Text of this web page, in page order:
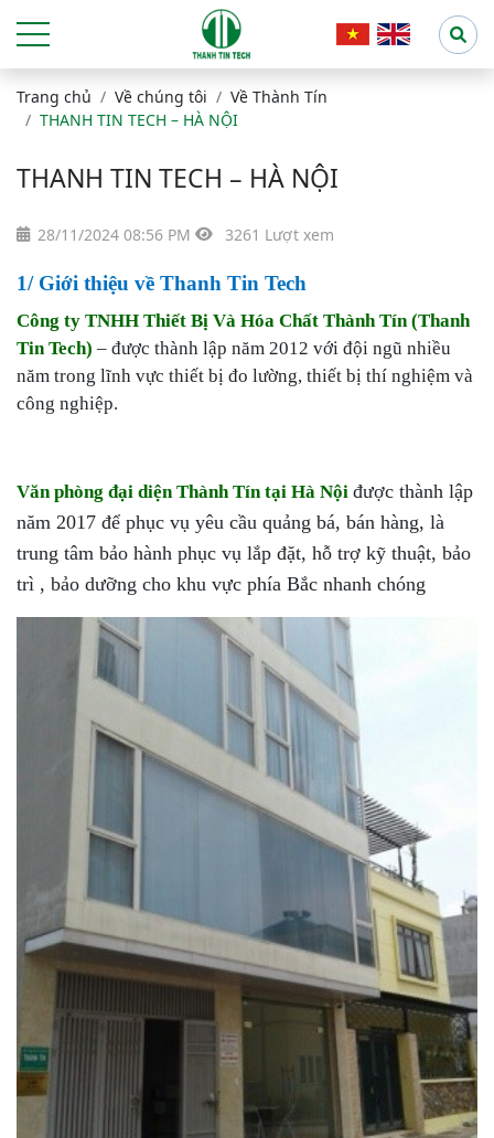
Trang chủ Về chúng tôi
Về Thành Tín
THANH TIN TECH – HÀ NỘI
THANH TIN TECH – HÀ NỘI
28/11/2024 08:56 PM 3261 Lượt xem
1/ Giới thiệu về Thanh Tin Tech
Công ty TNHH Thiết Bị Và Hóa Chất Thành Tín (Thanh
Tin Tech) – được thành lập năm 2012 với đội ngũ nhiều
năm trong lĩnh vực thiết bị đo lường, thiết bị thí nghiệm và
công nghiệp.
Văn phòng đại diện Thành Tín tại Hà Nội được thành lập
năm 2017 để phục vụ yêu cầu quảng bá, bán hàng, là
trung tâm bảo hành phục vụ lắp đặt, hỗ trợ kỹ thuật, bảo
trì , bảo dưỡng cho khu vực phía Bắc nhanh chóng